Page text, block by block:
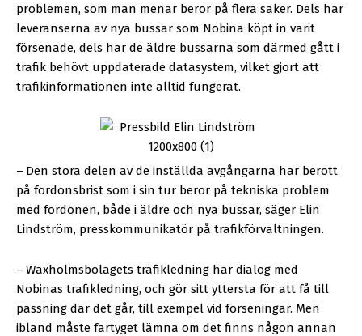
problemen, som man menar beror på flera saker. Dels har
leveranserna av nya bussar som Nobina köpt in varit
försenade, dels har de äldre bussarna som därmed gått i
trafik behövt uppdaterade datasystem, vilket gjort att
trafikinformationen inte alltid fungerat.
– Den stora delen av de inställda avgångarna har berott
på fordonsbrist som i sin tur beror på tekniska problem
med fordonen, både i äldre och nya bussar, säger Elin
Lindström, presskommunikatör på trafikförvaltningen.
– Waxholmsbolagets trafikledning har dialog med
Nobinas trafikledning, och gör sitt yttersta för att få till
passning där det går, till exempel vid förseningar. Men
ibland måste fartyget lämna om det finns någon annan